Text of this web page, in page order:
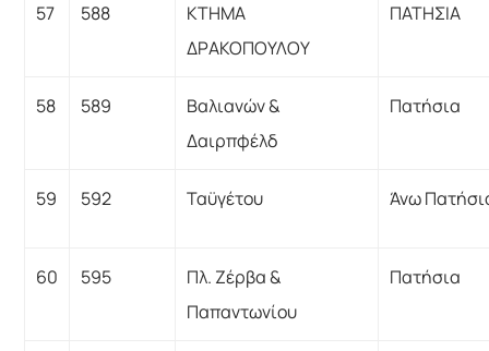
57 588
ΚΤΗΜΑ
ΔΡΑΚΟΠΟΥΛΟΥ
ΠΑΤΗΣΙΑ
58 589
Βαλιανών &
Δαιρπφέλδ
Πατήσια
59 592 Ταϋγέτου Άνω
60 595
Πλ. Ζέρβα &
Παπαντωνίου
Πατήσια